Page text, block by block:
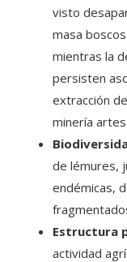
visto
masa
mientras la
persisten
extracción
minería
de lémures,
endémicas,
Estructura
actividad